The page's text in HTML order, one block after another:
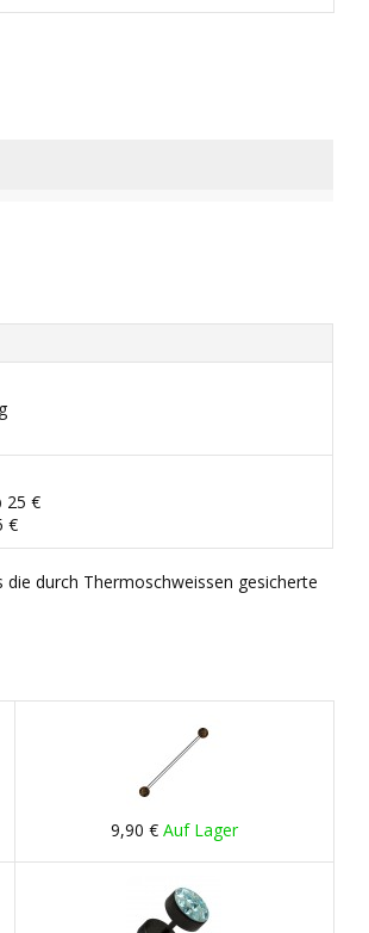
25 €
€
durch Thermoschweissen gesicherte
9,90 € Auf Lager